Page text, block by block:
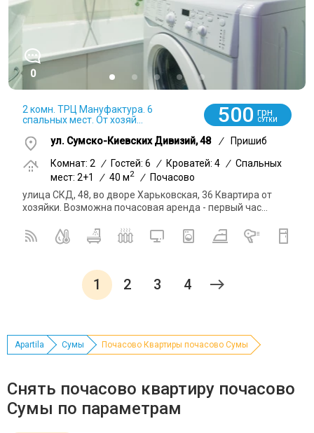
0
2 комн. ТРЦ Мануфактура. 6
спальных мест. От хозяй...
500 грн
СУТКИ
ул. Сумско-Киевских Дивизий, 48 /
Пришиб
Комнат: 2
/ Гостей: 6 / Кроватей: 4 / Спальных
мест: 2+1
/ 40 м2 / Почасово
улица СКД, 48, во дворе Харьковская, 36 Квартира от
хозяйки. Возможна почасовая аренда - первый час...
1 2 3 4
Apartila Сумы Почасово Квартиры почасово Сумы
Снять почасово квартиру почасово
Сумы по параметрам